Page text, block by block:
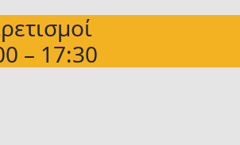
– 17:30